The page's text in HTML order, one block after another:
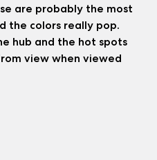
are probably the most
the colors really pop.
hub and the hot spots
view when viewed